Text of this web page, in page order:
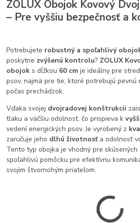
ZOLUX Obojok Kovový
– Pre vyššiu bezpečnosť a
Potrebujete robustný a spoľahlivý
poskytne zvýšenú kontrolu? ZOLUX
obojok s dĺžkou 60 cm je ideálny pre
psov, najmä pre tie, ktoré potrebujú pevnú
počas prechádzok.
Vďaka svojej dvojradovej konštrukcii
tlaku a väčšiu odolnosť, čo prispieva k
vedení energických psov. Je vyrobený z
zaručuje jeho dlhú životnosťa odolnosť
Tento typ obojka je vhodný pre
spoľahlivú pomôcku pre efektívnu
svojim štvornohým priateľom.